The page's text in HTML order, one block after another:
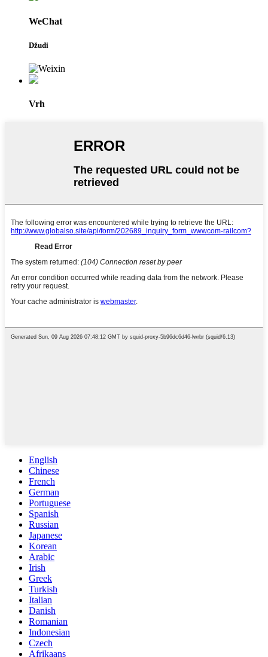
WeChat
Džudi
Vrh
English
Chinese
French
German
Portuguese
Spanish
Russian
Japanese
Korean
Arabic
Irish
Greek
Turkish
Italian
Danish
Romanian
Indonesian
Czech
Afrikaans